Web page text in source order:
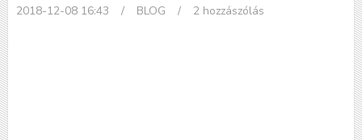
2018-12-08 16:43 / BLOG / 2 hozzászólás